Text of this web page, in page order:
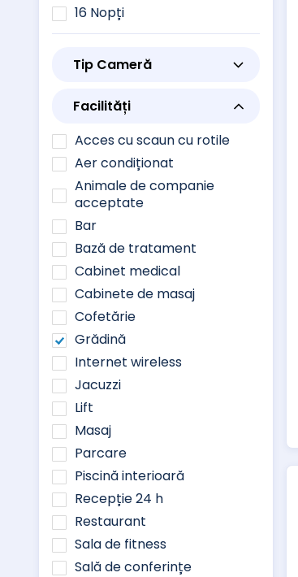
16 Nopți
Tip Cameră
Facilități
Acces cu scaun cu rotile
Aer condiționat
Animale de companie
acceptate
Bar
Bază de tratament
Cabinet medical
Cabinete de masaj
Cofetărie
Grădină
Internet wireless
Jacuzzi
Lift
Masaj
Parcare
Piscină interioară
Recepție 24 h
Restaurant
Sala de fitness
Sală de conferințe